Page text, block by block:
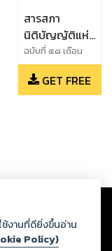
สารสภา
นิติบัญญัติแห่ง
ชาติ
ฉบับที่ ๕๘ เดือน
พฤษภาคม ๒๕๖๒
GET FREE
ฏว่าละเมิดสิทธิใน
ะศีลธรรม ดังนั้น ผู้อ่าน
และหากท่านพบว่าส่วน
งานที่ดียิ่งขึ้นอ่าน
Policy)